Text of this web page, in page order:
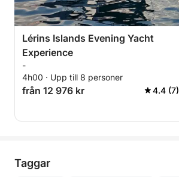
Lérins Islands Evening Yacht
Experience
-
4h00 · Upp till 8 personer
från 12 976 kr 4.4 (7)
Taggar